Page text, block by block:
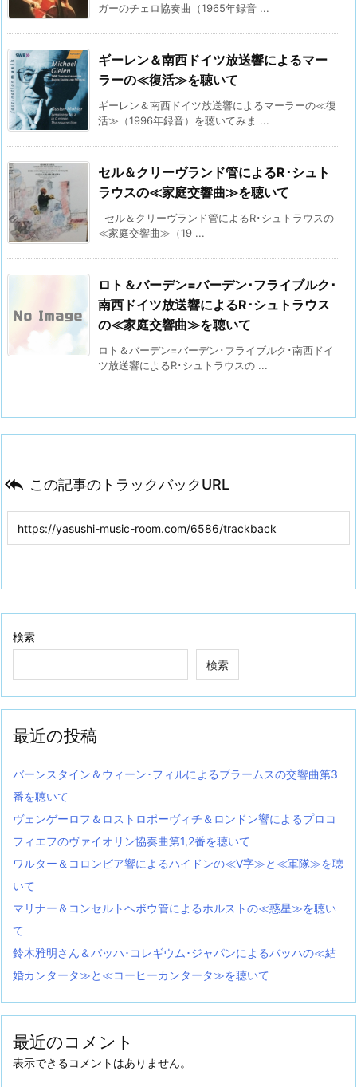
ガーのチェロ協奏曲（1965年録音 ...
ギーレン＆南西ドイツ放送響によるマー
ラーの≪復活≫を聴いて
ギーレン＆南西ドイツ放送響によるマーラーの≪復
活≫（1996年録音）を聴いてみま ...
セル＆クリーヴランド管によるR･シュト
ラウスの≪家庭交響曲≫を聴いて
セル＆クリーヴランド管によるR･シュトラウスの
≪家庭交響曲≫（19 ...
ロト＆バーデン=バーデン･フライブルク･
南西ドイツ放送響によるR･シュトラウス
の≪家庭交響曲≫を聴いて
ロト＆バーデン=バーデン･フライブルク･南西ドイ
ツ放送響によるR･シュトラウスの ...
 この記事のトラックバックURL
検索
検索
最近の投稿
バーンスタイン＆ウィーン･フィルによるブラームスの交響曲第3
番を聴いて
ヴェンゲーロフ＆ロストロポーヴィチ＆ロンドン響によるプロコ
フィエフのヴァイオリン協奏曲第1,2番を聴いて
ワルター＆コロンビア響によるハイドンの≪V字≫と≪軍隊≫を聴
いて
マリナー＆コンセルトヘボウ管によるホルストの≪惑星≫を聴い
て
鈴木雅明さん＆バッハ･コレギウム･ジャパンによるバッハの≪結
婚カンタータ≫と≪コーヒーカンタータ≫を聴いて
最近のコメント
表示できるコメントはありません。